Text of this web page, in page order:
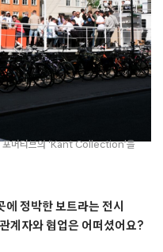
포머티브의 ‘Kant Collection’을
에 정박한 보트라는 전시
계자와 협업은 어떠셨어요?